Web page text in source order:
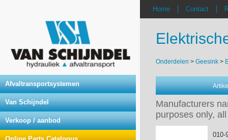
Afvaltransportsystemen
Van Schijndel
Verkoop / aanbod
Home Contact
Onderdelen > Geesink >
Manufacturers
purposes only,
010-